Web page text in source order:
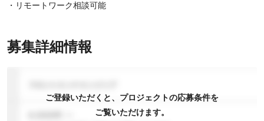
・リモートワーク相談可能
募集詳細情報
ご登録いただくと、プロジェクトの応募条件を
ご覧いただけます。